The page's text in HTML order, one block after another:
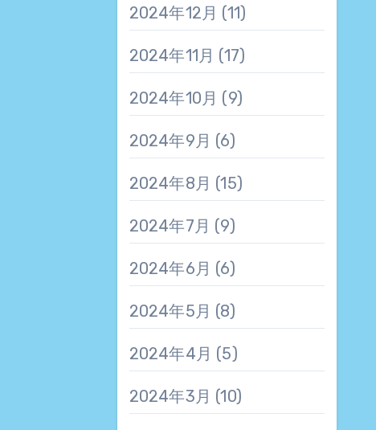
2024年12月 (11)
2024年11月 (17)
2024年10月 (9)
2024年9月 (6)
2024年8月 (15)
2024年7月 (9)
2024年6月 (6)
2024年5月 (8)
2024年4月 (5)
2024年3月 (10)